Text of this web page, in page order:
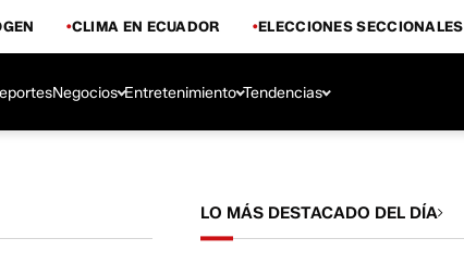
CLIMA EN ECUADOR ELECCIONES SECCIONALES
Negocios Entretenimiento Tendencias
LO MÁS DESTACADO DEL DÍA